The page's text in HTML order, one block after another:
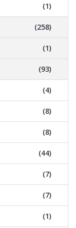
(1)
(258)
(1)
(93)
(4)
(8)
(8)
(44)
(7)
(7)
(1)